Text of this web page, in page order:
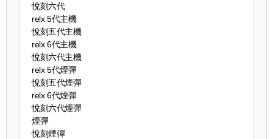
悅刻六代
relx 5代主機
悅刻五代主機
relx 6代主機
悅刻六代主機
relx 5代煙彈
悅刻五代煙彈
relx 6代煙彈
悅刻六代煙彈
煙彈
悅刻煙彈